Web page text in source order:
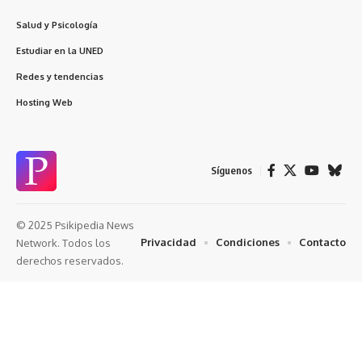
Salud y Psicología
Estudiar en la UNED
Redes y tendencias
Hosting Web
Síguenos
© 2025 Psikipedia News
Network. Todos los
derechos reservados.
Privacidad Condiciones Contacto